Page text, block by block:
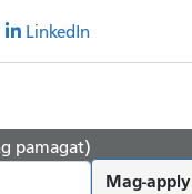
LinkedIn
pamagat)
Mag-apply